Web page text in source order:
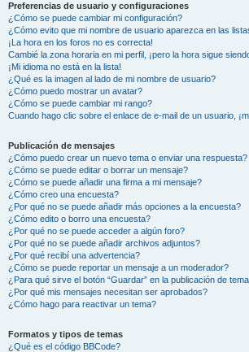
Preferencias de usuario y configuraciones
¿Cómo se puede cambiar mi configuración?
¿Cómo evito que mi nombre de usuario aparezca en las
¡La hora en los foros no es correcta!
Cambié la zona horaria en mi perfil, ¡pero la hora sigue
¡Mi idioma no está en la lista!
¿Qué es la imagen al lado de mi nombre de usuario?
¿Cómo puedo mostrar un avatar?
¿Cómo se puede cambiar mi rango?
Cuando hago clic sobre el enlace de e-mail de un usuario,
Publicación de mensajes
¿Cómo puedo crear un nuevo tema o enviar una respuesta?
¿Cómo se puede editar o borrar un mensaje?
¿Cómo se puede añadir una firma a mi mensaje?
¿Cómo creo una encuesta?
¿Por qué no se puede añadir más opciones a la encuesta?
¿Cómo edito o borro una encuesta?
¿Por qué no se puede acceder a algún foro?
¿Por qué no se puede añadir archivos adjuntos?
¿Por qué recibí una advertencia?
¿Cómo se puede reportar un mensaje a un moderador?
¿Para qué sirve el botón “Guardar” en la publicación de
¿Por qué mis mensajes necesitan ser aprobados?
¿Cómo hago para reactivar un tema?
Formatos y tipos de temas
¿Qué es el código BBCode?